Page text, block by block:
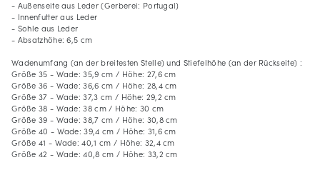
- Außenseite aus Leder (Gerberei: Portugal)
- Innenfutter aus Leder
- Sohle aus Leder
- Absatzhöhe: 6,5 cm
Wadenumfang (an der breitesten Stelle) und Stiefelhöhe (an der Rückseite) :
Größe 35 - Wade: 35,9 cm / Höhe: 27,6 cm
Größe 36 - Wade: 36,6 cm / Höhe: 28,4 cm
Größe 37 - Wade: 37,3 cm / Höhe: 29,2 cm
Größe 38 - Wade: 38 cm / Höhe: 30 cm
Größe 39 - Wade: 38,7 cm / Höhe: 30,8 cm
Größe 40 - Wade: 39,4 cm / Höhe: 31,6 cm
Größe 41 - Wade: 40,1 cm / Höhe: 32,4 cm
Größe 42 - Wade: 40,8 cm / Höhe: 33,2 cm